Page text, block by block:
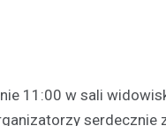
11:00 w sali